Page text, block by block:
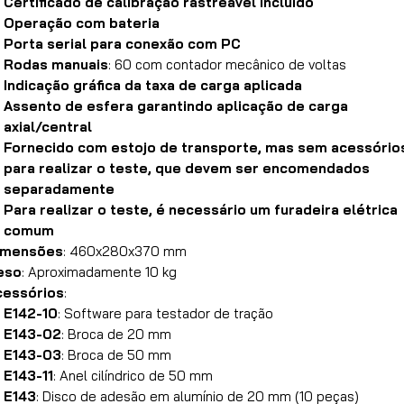
Operação com bateria
Porta serial para conexão com PC
Rodas manuais: 60 com contador mecânico de voltas
Indicação gráfica da taxa de carga aplicada
Assento de esfera garantindo aplicação de carga
axial/central
Fornecido com estojo de transporte, mas sem
para realizar o teste, que devem ser encomendados
separadamente
Para realizar o teste, é necessário um furadeira elétrica
comum
: 460x280x370 mm
: Aproximadamente 10 kg
:
E142-10: Software para testador de tração
E143-02: Broca de 20 mm
E143-03: Broca de 50 mm
E143-11: Anel cilíndrico de 50 mm
E143: Disco de adesão em alumínio de 20 mm (10 peças)